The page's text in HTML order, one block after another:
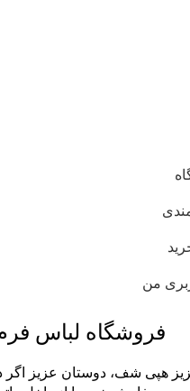
من
فروشگاه لباس
هپی شف، دوستان عزیز اگر